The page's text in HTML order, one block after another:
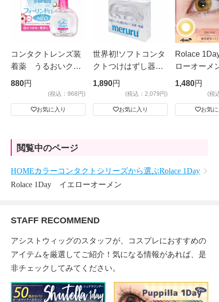
コンタクトレンズ装
着薬 うるおいクッ
ション フォーリン
ドロップNEO
880円
(税込：968円)
お気に入り
世界初!ソフトコンタ
クトつけはずし器
具 meruru ケース
付き クリア
1,890円
(税込：2,079円)
お気に入り
Rolace
ローオーメ
1,480円
(税
お気
閲覧中のページ
HOMEカラーコンタクト シリーズから選ぶRolace 1Day
Rolace 1Day イエローオーメン
STAFF RECOMMEND
アシストウィッグのスタッフが、コスプレにおすすめの
アイテムを厳選してご紹介！気になる情報があれば、是
非チェックしてみてください。